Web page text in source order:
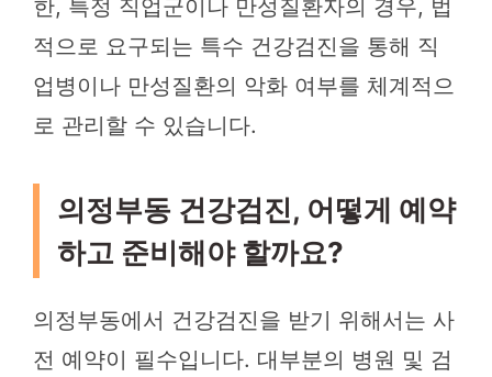
한, 특정 직업군이나 만성질환자의 경우, 법
적으로 요구되는 특수 건강검진을 통해 직
업병이나 만성질환의 악화 여부를 체계적으
로 관리할 수 있습니다.
의정부동 건강검진, 어떻게 예약
하고 준비해야 할까요?
의정부동에서 건강검진을 받기 위해서는 사
전 예약이 필수입니다. 대부분의 병원 및 검